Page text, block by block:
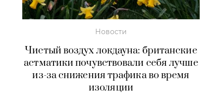
Новости
Чистый воздух локдауна: британские
астматики почувствовали себя лучше
из-за снижения трафика во время
изоляции